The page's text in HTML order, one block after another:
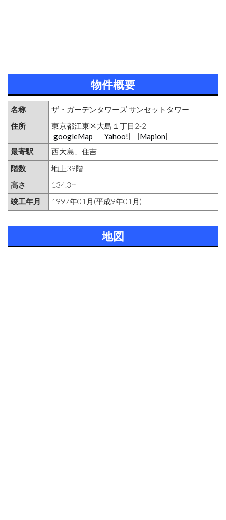
物件概要
名称
ザ・ガーデンタワーズ サンセットタワー
住所
東京都江東区大島１丁目2-2
[googleMap] [Yahoo!] [Mapion]
最寄駅
西大島、住吉
階数
地上39階
高さ
134.3m
竣工年月
1997年01月(平成9年01月)
地図